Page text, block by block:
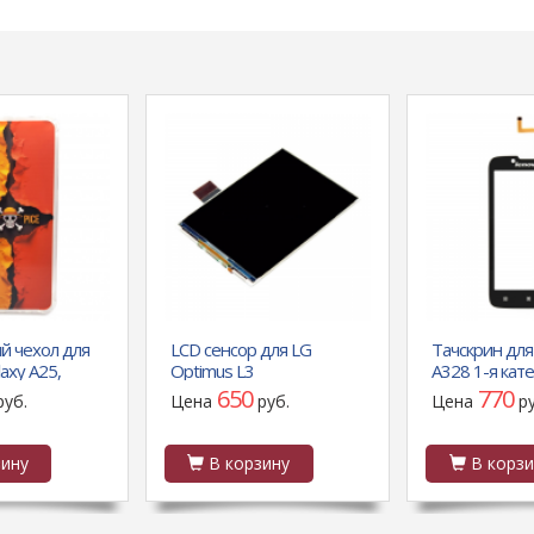
чехол для
A25,
LCD сенсор для LG
Optimus L3
E400/E400/T370/E405/E425
1-я категория
Цена 650руб.
В корзину
Тачскрин
A328 1-я
(черный) LP
Цена 770
В